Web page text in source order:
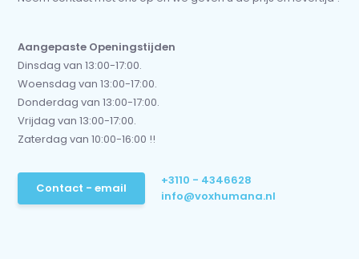
Aangepaste Openingstijden
Dinsdag van 13:00-17:00.
Woensdag van 13:00-17:00.
Donderdag van 13:00-17:00.
Vrijdag van 13:00-17:00.
Zaterdag van 10:00-16:00 !!
Contact - email
+3110 - 4346628
info@voxhumana.nl